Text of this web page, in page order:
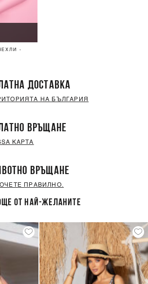
-
ДОСТАВКА
НА БЪЛГАРИЯ
ВРЪЩАНЕ
КАРТА
ВРЪЩАНЕ
ПРАВИЛНО.
ОТ НАЙ-ЖЕЛАНИТЕ